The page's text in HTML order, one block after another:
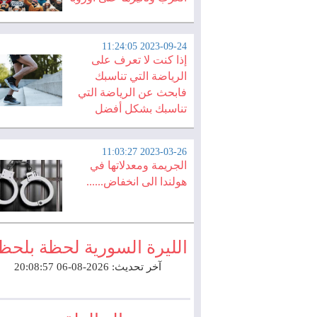
2023-09-24 11:24:05
إذا كنت لا تعرف على
الرياضة التي تناسبك
فابحث عن الرياضة التي
تناسبك بشكل أفضل
2023-03-26 11:03:27
الجريمة ومعدلاتها في
هولندا الى انخفاض......
الليرة السورية لحظة
آخر تحديث: 2026-08-06 20:08:57